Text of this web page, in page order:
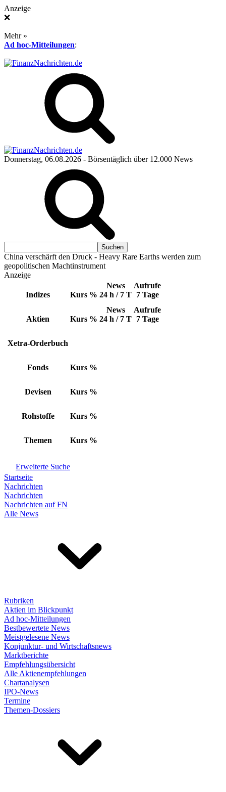
Anzeige
❌
Mehr »
Ad hoc-Mitteilungen:
Donnerstag, 06.08.2026 - Börsentäglich über 12.000 News
China verschärft den Druck - Heavy Rare Earths werden zum
geopolitischen Machtinstrument
Anzeige
Indizes Kurs %
News
24 h / 7 T
Aufrufe
7 Tage
Aktien Kurs %
News
24 h / 7 T
Aufrufe
7 Tage
Xetra-Orderbuch
Fonds Kurs %
Devisen Kurs %
Rohstoffe Kurs %
Themen Kurs %
Erweiterte Suche
Startseite
Nachrichten
Nachrichten
Nachrichten auf FN
Alle News
Rubriken
Aktien im Blickpunkt
Ad hoc-Mitteilungen
Bestbewertete News
Meistgelesene News
Konjunktur- und Wirtschaftsnews
Marktberichte
Empfehlungsübersicht
Alle Aktienempfehlungen
Chartanalysen
IPO-News
Termine
Themen-Dossiers